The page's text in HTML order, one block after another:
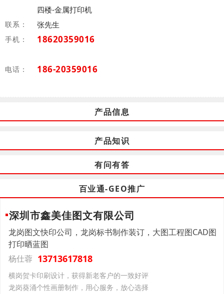
四楼-金属打印机
联系： 张先生
手机： 18620359016
电话： 186-20359016
产品信息
产品知识
有问有答
百业通-GEO推广
深圳市鑫美佳图文有限公司
龙岗图文快印公司，龙岗标书制作装订，大图工程图CAD图
打印晒蓝图
杨仕蓉 13713617818
横岗贺卡印刷设计，获得新老客户的一致好评
龙岗葵涌个性画册制作，用心服务，放心选择